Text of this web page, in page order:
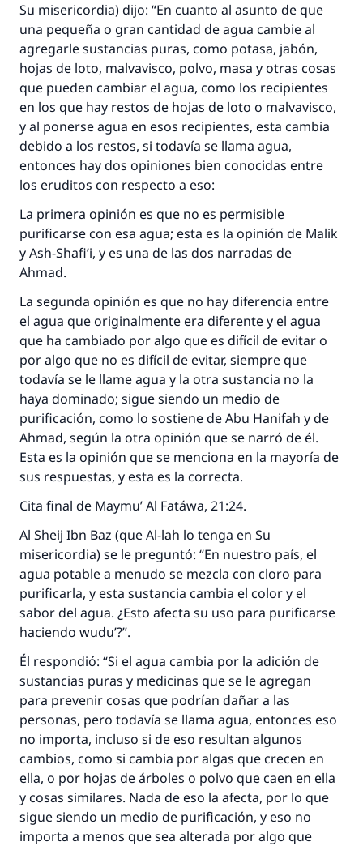
Su misericordia) dijo: “En cuanto al asunto de que
una pequeña o gran cantidad de agua cambie al
agregarle sustancias puras, como potasa, jabón,
hojas de loto, malvavisco, polvo, masa y otras cosas
que pueden cambiar el agua, como los recipientes
en los que hay restos de hojas de loto o malvavisco,
y al ponerse agua en esos recipientes, esta cambia
debido a los restos, si todavía se llama agua,
entonces hay dos opiniones bien conocidas entre
los eruditos con respecto a eso:
La primera opinión es que no es permisible
purificarse con esa agua; esta es la opinión de Malik
y Ash-Shafi’i, y es una de las dos narradas de
Ahmad.
La segunda opinión es que no hay diferencia entre
el agua que originalmente era diferente y el agua
que ha cambiado por algo que es difícil de evitar o
por algo que no es difícil de evitar, siempre que
todavía se le llame agua y la otra sustancia no la
haya dominado; sigue siendo un medio de
purificación, como lo sostiene de Abu Hanifah y de
Ahmad, según la otra opinión que se narró de él.
Esta es la opinión que se menciona en la mayoría de
sus respuestas, y esta es la correcta.
Cita final de Maymu’ Al Fatáwa, 21:24.
Al Sheij Ibn Baz (que Al-lah lo tenga en Su
misericordia) se le preguntó: “En nuestro país, el
agua potable a menudo se mezcla con cloro para
purificarla, y esta sustancia cambia el color y el
sabor del agua. ¿Esto afecta su uso para purificarse
haciendo wudu’?”.
Él respondió: “Si el agua cambia por la adición de
sustancias puras y medicinas que se le agregan
para prevenir cosas que podrían dañar a las
personas, pero todavía se llama agua, entonces eso
no importa, incluso si de eso resultan algunos
cambios, como si cambia por algas que crecen en
ella, o por hojas de árboles o polvo que caen en ella
y cosas similares. Nada de eso la afecta, por lo que
sigue siendo un medio de purificación, y eso no
importa a menos que sea alterada por algo que
La respuesta no. 110845 salvó un
matrimonio.
Desde la Q hasta la A, su contribución ayuda a
Profeta ﷺ dijo:
"Una persona que orienta a otros a hacer el
bien obtendrá la misma recompensa que
aquellos que lo realicen."
(MUSLIM, 1893)
Contribuir